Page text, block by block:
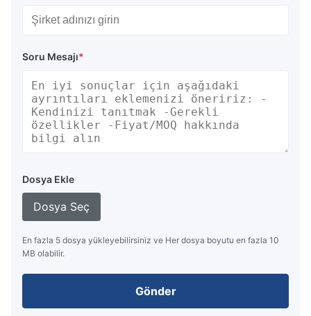
Soru Mesajı*
Dosya Ekle
Dosya Seç
En fazla 5 dosya yükleyebilirsiniz ve Her dosya boyutu en fazla 10
MB olabilir.
Gönder